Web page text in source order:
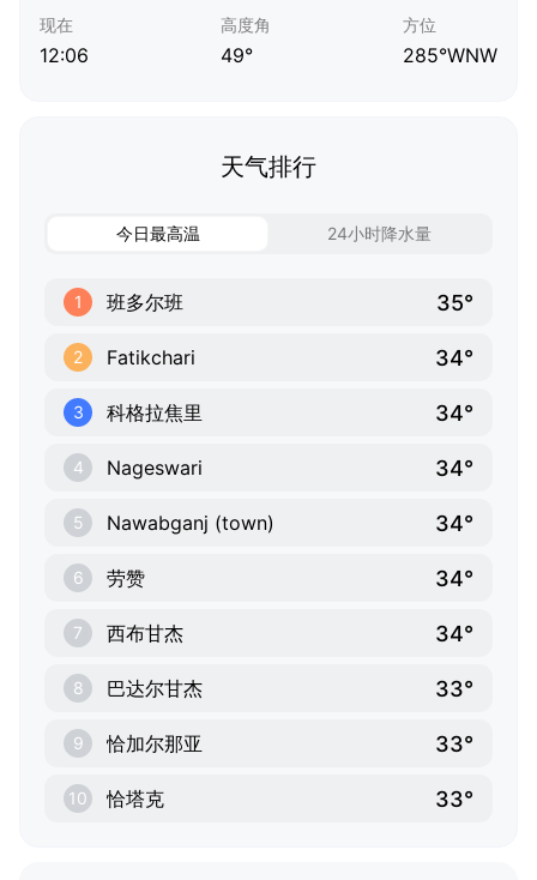
现在
12:06
高度角
49°
方位
285°WNW
天气排行
今日最高温 24小时降水量
1 班多尔班 35°
2 Fatikchari 34°
3 科格拉焦里 34°
4 Nageswari 34°
5 Nawabganj (town) 34°
6 劳赞 34°
7 西布甘杰 34°
8 巴达尔甘杰 33°
9 恰加尔那亚 33°
10 恰塔克 33°